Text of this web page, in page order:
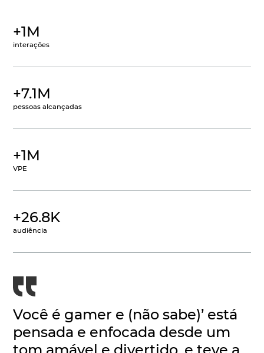
+1M
interações
+7.1M
pessoas alcançadas
+1M
VPE
+26.8K
audiência
Você é gamer e (não sabe)’ está
pensada e enfocada desde um
tom amável e divertido, e teve a